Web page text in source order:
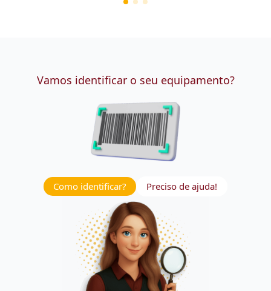
Vamos identificar o seu equipamento?
Como identificar? Preciso de ajuda!